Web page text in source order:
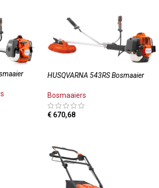
HUSQVARNA 543RS Bosmaaier
Bosmaaiers
€ 670,68